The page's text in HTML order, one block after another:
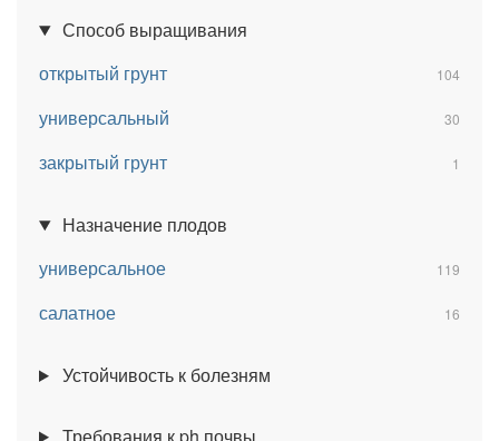
Способ выращивания
открытый грунт
104
универсальный 30
закрытый грунт 1
Назначение плодов
универсальное
119
салатное 16
Устойчивость к болезням